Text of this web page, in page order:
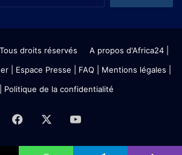
droits réservés A propos d'Africa24|
| Espace Presse | FAQ | Mentions légales
Politique de la confidentialité